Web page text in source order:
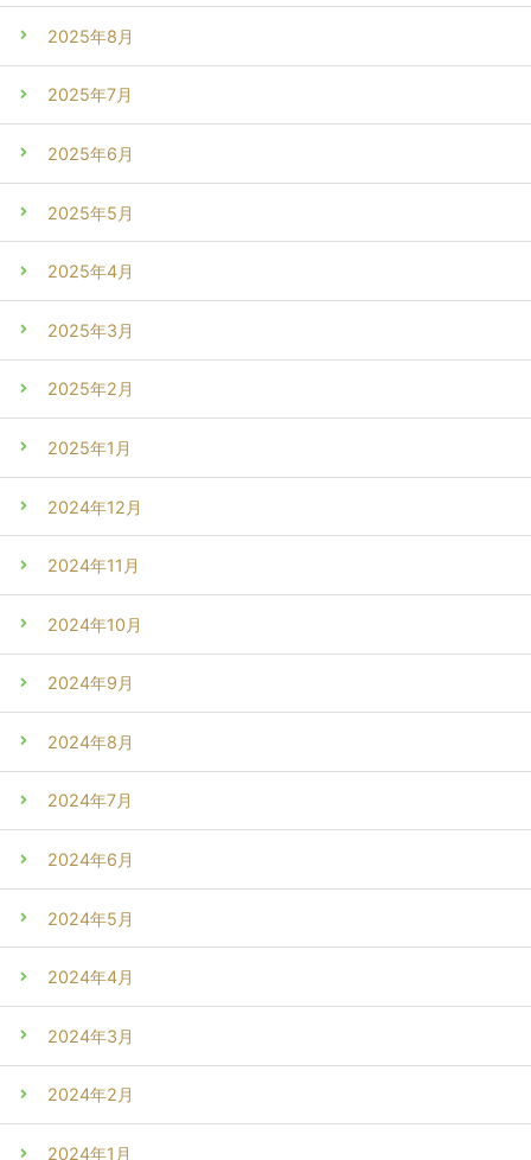
2025年8月
2025年7月
2025年6月
2025年5月
2025年4月
2025年3月
2025年2月
2025年1月
2024年12月
2024年11月
2024年10月
2024年9月
2024年8月
2024年7月
2024年6月
2024年5月
2024年4月
2024年3月
2024年2月
2024年1月